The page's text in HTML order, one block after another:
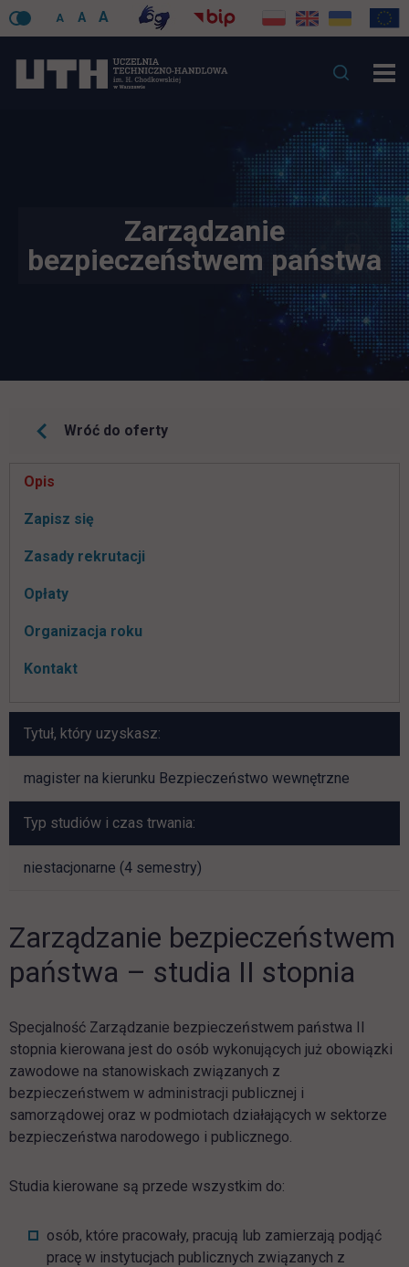
A A A
Zarządzanie
bezpieczeństwem państwa
Wróć do oferty
Pomiń
nawigacje
Opis
Zapisz się
Zasady rekrutacji
Opłaty
Organizacja roku
Kontakt
Tytuł, który uzyskasz:
magister na kierunku Bezpieczeństwo wewnętrzne
Typ studiów i czas trwania:
niestacjonarne (4 semestry)
Zarządzanie bezpieczeństwem
państwa – studia II stopnia
Specjalność Zarządzanie bezpieczeństwem państwa II
stopnia kierowana jest do osób wykonujących już obowiązki
zawodowe na stanowiskach związanych z
bezpieczeństwem w administracji publicznej i
samorządowej oraz w podmiotach działających w sektorze
bezpieczeństwa narodowego i publicznego.
Studia kierowane są przede wszystkim do:
osób, które pracowały, pracują lub zamierzają podjąć
pracę w instytucjach publicznych związanych z